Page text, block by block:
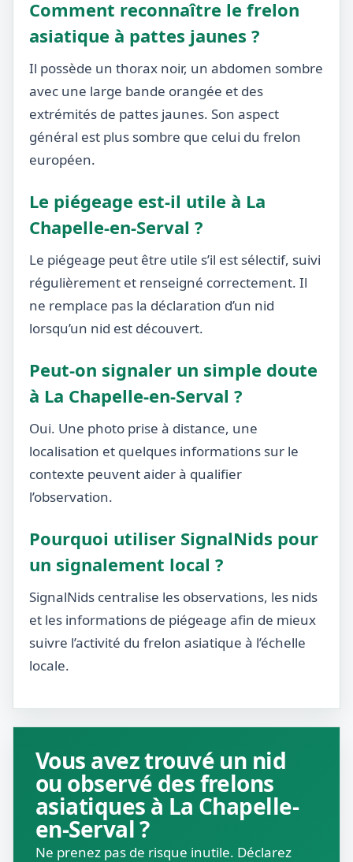
Comment reconnaître le frelon
asiatique à pattes jaunes ?
Il possède un thorax noir, un abdomen sombre
avec une large bande orangée et des
extrémités de pattes jaunes. Son aspect
général est plus sombre que celui du frelon
européen.
Le piégeage est-il utile à La
Chapelle-en-Serval ?
Le piégeage peut être utile s’il est sélectif, suivi
régulièrement et renseigné correctement. Il
ne remplace pas la déclaration d’un nid
lorsqu’un nid est découvert.
Peut-on signaler un simple doute
à La Chapelle-en-Serval ?
Oui. Une photo prise à distance, une
localisation et quelques informations sur le
contexte peuvent aider à qualifier
l’observation.
Pourquoi utiliser SignalNids pour
un signalement local ?
SignalNids centralise les observations, les nids
et les informations de piégeage afin de mieux
suivre l’activité du frelon asiatique à l’échelle
locale.
Vous avez trouvé un nid
ou observé des frelons
asiatiques à La Chapelle-
en-Serval ?
Ne prenez pas de risque inutile. Déclarez